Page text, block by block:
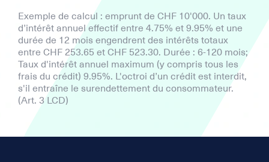
Exemple de calcul : emprunt de CHF 10'000. Un taux
d’intérêt annuel effectif entre 4.75% et 9.95% et une
durée de 12 mois engendrent des intérêts totaux
entre CHF 253.65 et CHF 523.30. Durée : 6-120 mois;
Taux d'intérêt annuel maximum (y compris tous les
frais du crédit) 9.95%. L'octroi d’un crédit est interdit,
s'il entraîne le surendettement du consommateur.
(Art. 3 LCD)